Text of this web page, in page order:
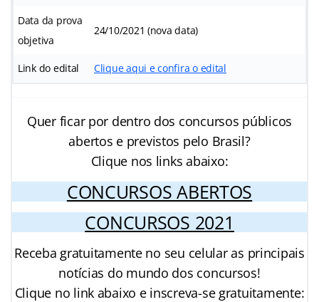
Data da prova
objetiva
24/10/2021 (nova data)
Link do edital Clique aqui e confira o edital
Quer ficar por dentro dos concursos públicos
abertos e previstos pelo Brasil?
Clique nos links abaixo:
CONCURSOS ABERTOS
CONCURSOS 2021
Receba gratuitamente no seu celular as principais
notícias do mundo dos concursos!
Clique no link abaixo e inscreva-se gratuitamente: